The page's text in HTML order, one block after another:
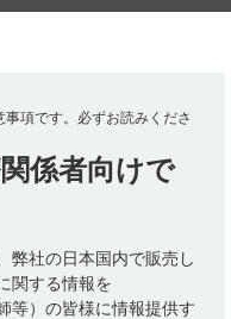
Drug Information
与方法（静注と筋
に違いがあります
項です。 必ずお読みくださ
係者向けで
弊社の日本国内で販売し
関する情報を
等）の皆様に情報提供す